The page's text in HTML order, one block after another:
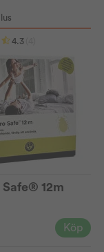
4.3
12m
Köp